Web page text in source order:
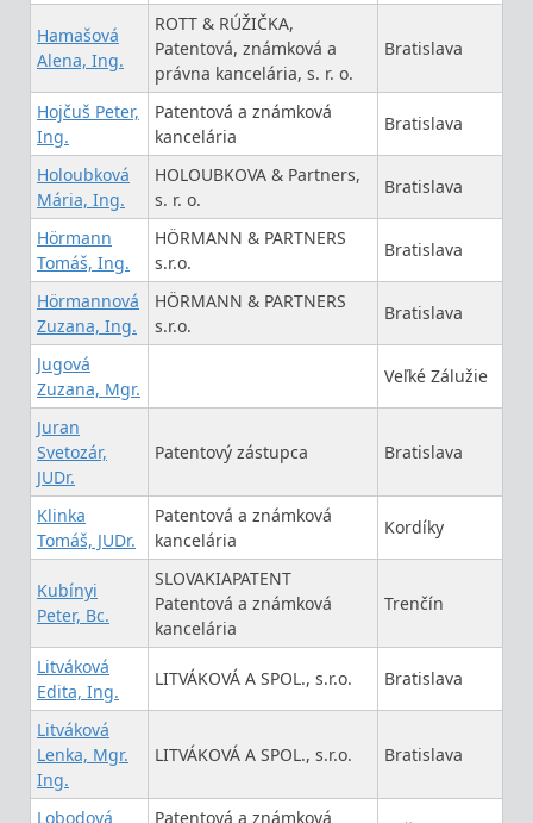
Hamašová
Alena, Ing.
ROTT & RÚŽIČKA,
Patentová, známková a
právna kancelária, s. r. o.
Bratislava
Hojčuš Peter,
Ing.
Patentová a známková
kancelária
Bratislava
Holoubková
Mária, Ing.
HOLOUBKOVA & Partners,
s. r. o.
Bratislava
Hörmann
Tomáš, Ing.
HÖRMANN & PARTNERS
s.r.o.
Bratislava
Hörmannová
Zuzana, Ing.
HÖRMANN & PARTNERS
s.r.o.
Bratislava
Jugová
Zuzana, Mgr.
Veľké Zálužie
Juran
Svetozár,
JUDr.
Patentový zástupca Bratislava
Klinka
Tomáš, JUDr.
Patentová a známková
kancelária
Kordíky
Kubínyi
Peter, Bc.
SLOVAKIAPATENT
Patentová a známková
kancelária
Trenčín
Litváková
Edita, Ing.
LITVÁKOVÁ A SPOL., s.r.o. Bratislava
Litváková
Lenka, Mgr.
Ing.
LITVÁKOVÁ A SPOL., s.r.o. Bratislava
Lobodová Patentová a známková